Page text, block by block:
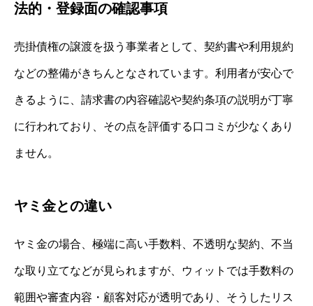
法的・登録面の確認事項
売掛債権の譲渡を扱う事業者として、契約書や利用規約
などの整備がきちんとなされています。利用者が安心で
きるように、請求書の内容確認や契約条項の説明が丁寧
に行われており、その点を評価する口コミが少なくあり
ません。
ヤミ金との違い
ヤミ金の場合、極端に高い手数料、不透明な契約、不当
な取り立てなどが見られますが、ウィットでは手数料の
範囲や審査内容・顧客対応が透明であり、そうしたリス